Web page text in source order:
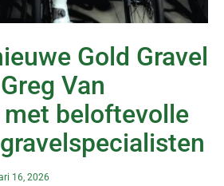
Gold Gravel
Van
beloftevolle
16, 2026